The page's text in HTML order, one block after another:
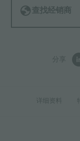
详细资料
查找经销商
分享